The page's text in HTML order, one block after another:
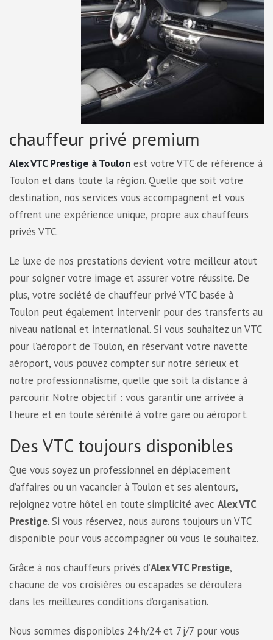
chauffeur privé premium
Alex VTC Prestige à Toulon est votre VTC de référence à
Toulon et dans toute la région. Quelle que soit votre
destination, nos services vous accompagnent et vous
offrent une expérience unique, propre aux chauffeurs
privés VTC.
Le luxe de nos prestations devient votre meilleur atout
pour soigner votre image et assurer votre réussite. De
plus, votre société de chauffeur privé VTC basée à
Toulon peut également intervenir pour des transferts au
niveau national et international. Si vous souhaitez un VTC
pour l’aéroport de Toulon, en réservant votre navette
aéroport, vous pouvez compter sur notre sérieux et
notre professionnalisme, quelle que soit la distance à
parcourir. Notre objectif : vous garantir une arrivée à
l’heure et en toute sérénité à votre gare ou aéroport.
Des VTC toujours disponibles
Que vous soyez un professionnel en déplacement
d’affaires ou un vacancier à Toulon et ses alentours,
rejoignez votre hôtel en toute simplicité avec Alex VTC
Prestige. Si vous réservez, nous aurons toujours un VTC
disponible pour vous accompagner où vous le souhaitez.
Grâce à nos chauffeurs privés d’Alex VTC Prestige,
chacune de vos croisières ou escapades se déroulera
dans les meilleures conditions d’organisation.
Nous sommes disponibles 24 h/24 et 7 j/7 pour vous